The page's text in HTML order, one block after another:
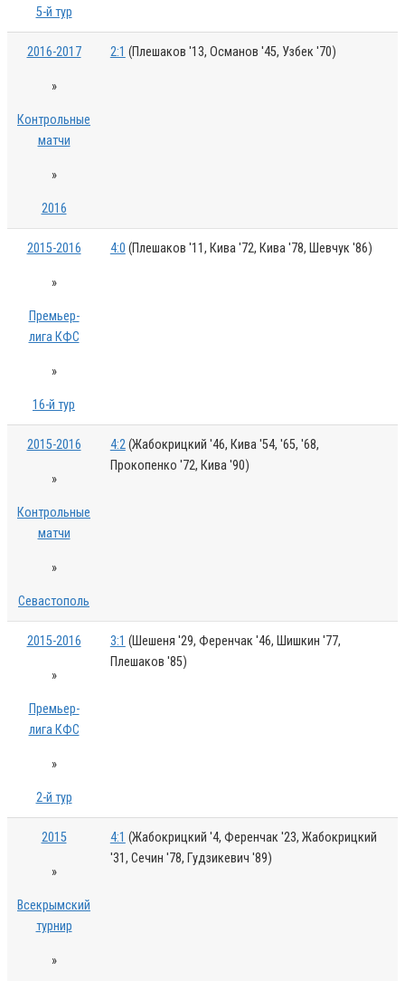
5-й тур
2016-2017
»
Контрольные
матчи
»
2016
2:1 (Плешаков '13, Османов '45, Узбек '70)
2015-2016
»
Премьер-
лига КФС
»
16-й тур
4:0 (Плешаков '11, Кива '72, Кива '78, Шевчук '86)
2015-2016
»
Контрольные
матчи
»
Севастополь
4:2(Жабокрицкий '46, Кива '54, '65, '68,
Прокопенко '72, Кива '90)
2015-2016
»
Премьер-
лига КФС
»
2-й тур
3:1 (Шешеня '29, Ференчак '46, Шишкин '77,
Плешаков '85)
2015
»
Всекрымский
турнир
»
4:1 (Жабокрицкий '4, Ференчак '23, Жабокрицкий
'31, Сечин '78, Гудзикевич '89)